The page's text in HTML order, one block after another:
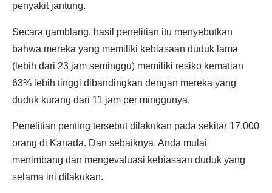
penyakit jantung.
Secara gamblang, hasil penelitian itu menyebutkan
bahwa mereka yang memiliki kebiasaan duduk lama
(lebih dari 23 jam seminggu) memiliki resiko kematian
63% lebih tinggi dibandingkan dengan mereka yang
duduk kurang dari 11 jam per minggunya.
Penelitian penting tersebut dilakukan pada sekitar 17.000
orang di Kanada. Dan sebaiknya, Anda mulai
menimbang dan mengevaluasi kebiasaan duduk yang
selama ini dilakukan.